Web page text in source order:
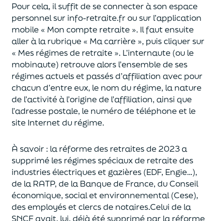
Pourcela, il suffit de se connecterà son espace
personnel sur info-retraite.fr ou sur l’application
mobile « Mon compte retraite ». Il faut ensuite
aller à la rubrique « Ma carrière », puis cliquer sur
« Mes régimes de retraite ». L’internaute (ou le
mobinaute) retrouve alors l’ensemble de ses
régimes actuels et passés d’affiliation avec pour
chacun d’entre eux, le nom du régime, la nature
de l’activité à l’origine de l’affiliation, ainsi que
l’adresse postale, le numéro de téléphone et le
site Internet du régime.
À savoir : la réforme des retraites de 2023 a
supprimé les régimes spéciauxde retraitedes
industries électriques et gazières (EDF, Engie…),
de la RATP, de la Banque de France, du Conseil
économique, socialet environnemental (Cese),
des employés et clercs de notaires.Celui de la
SNCF avait, lui, déjà été supprimé par la réforme